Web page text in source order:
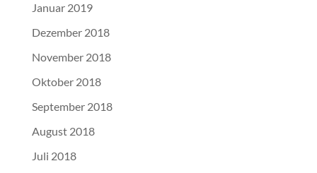
Januar 2019
Dezember 2018
November 2018
Oktober 2018
September 2018
August 2018
Juli 2018